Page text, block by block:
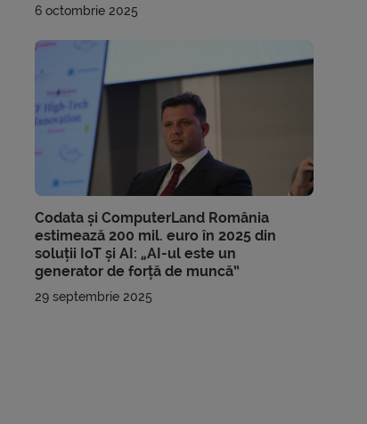
6 octombrie 2025
Codata și ComputerLand România
estimează 200 mil. euro în 2025 din
soluții IoT și AI: „AI-ul este un
generator de forță de muncă”
29 septembrie 2025